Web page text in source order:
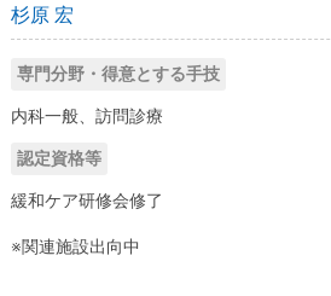
杉原 宏
専門分野・得意とする手技
内科一般、訪問診療
認定資格等
緩和ケア研修会修了
※関連施設出向中